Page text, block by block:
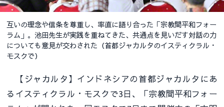
互いの理念や信条を尊重し、率直に語り合った「宗教間平和フォー
ラム」。池田先生が実践を重ねてきた、共通点を見いだす対話の力
についても意見が交わされた（首都ジャカルタのイスティクラル・
モスクで）
【ジャカルタ】インドネシアの首都ジャカルタにあ
るイスティクラル・モスクで3日、「宗教間平和フォー